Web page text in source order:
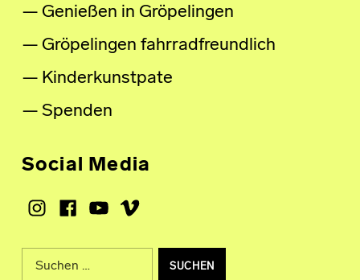
Genießen in Gröpelingen
Gröpelingen fahrradfreundlich
Kinderkunstpate
Spenden
Social Media
Instagram
Facebook
Youtube
Vimeo
Suche nach: